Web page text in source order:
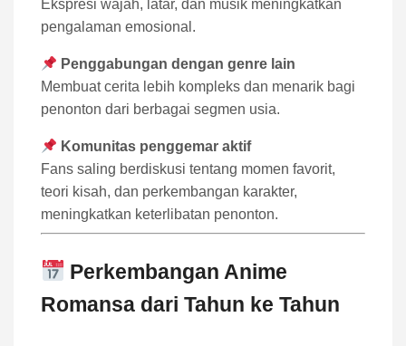
Ekspresi wajah, latar, dan musik meningkatkan
pengalaman emosional.
Penggabungan dengan genre lain
Membuat cerita lebih kompleks dan menarik bagi
penonton dari berbagai segmen usia.
Komunitas penggemar aktif
Fans saling berdiskusi tentang momen favorit,
teori kisah, dan perkembangan karakter,
meningkatkan keterlibatan penonton.
Perkembangan Anime
Romansa dari Tahun ke Tahun